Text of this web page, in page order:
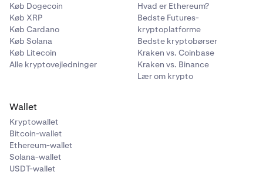
Køb Dogecoin
Køb XRP
Køb Cardano
Køb Solana
Køb Litecoin
Alle kryptovejledninger
Hvad er Ethereum?
Bedste Futures-
kryptoplatforme
Bedste kryptobørser
Kraken vs. Coinbase
Kraken vs. Binance
Lær om krypto
Wallet
Kryptowallet
Bitcoin-wallet
Ethereum-wallet
Solana-wallet
USDT-wallet